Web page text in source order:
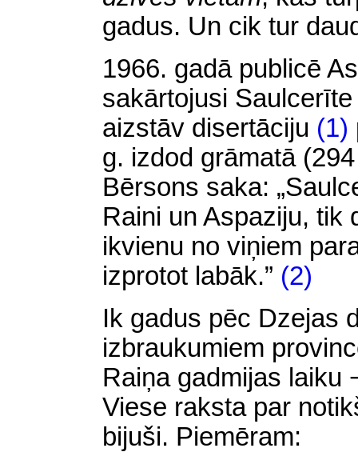
gadus. Un cik tur
1966. gadā publicē
sakārtojusi
aizstāv disertāciju (1)
g. izdod grāmatā
Bērsons saka:
Raini un Aspaziju, tik
ikvienu no viņiem
izprotot labāk.” (2)
Ik gadus pēc Dzejas
izbraukumiem
Raiņa gadmijas laiku
Viese raksta par
bijuši. Piemēram: